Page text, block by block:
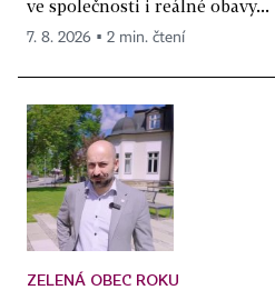
ve společnosti i reálné obavy...
7. 8. 2026 ▪ 2 min. čtení
ZELENÁ OBEC ROKU